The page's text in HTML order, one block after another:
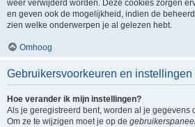
weer verwijderd worden. Deze cookies zorgen
en geven ook de mogelijkheid, indien de
zien welke onderwerpen je al gelezen hebt.
Omhoog
Gebruikersvoorkeuren en instellingen
Hoe verander ik mijn instellingen?
Als je geregistreerd bent, worden al je gegevens
Om ze te wijzigen moet je op de